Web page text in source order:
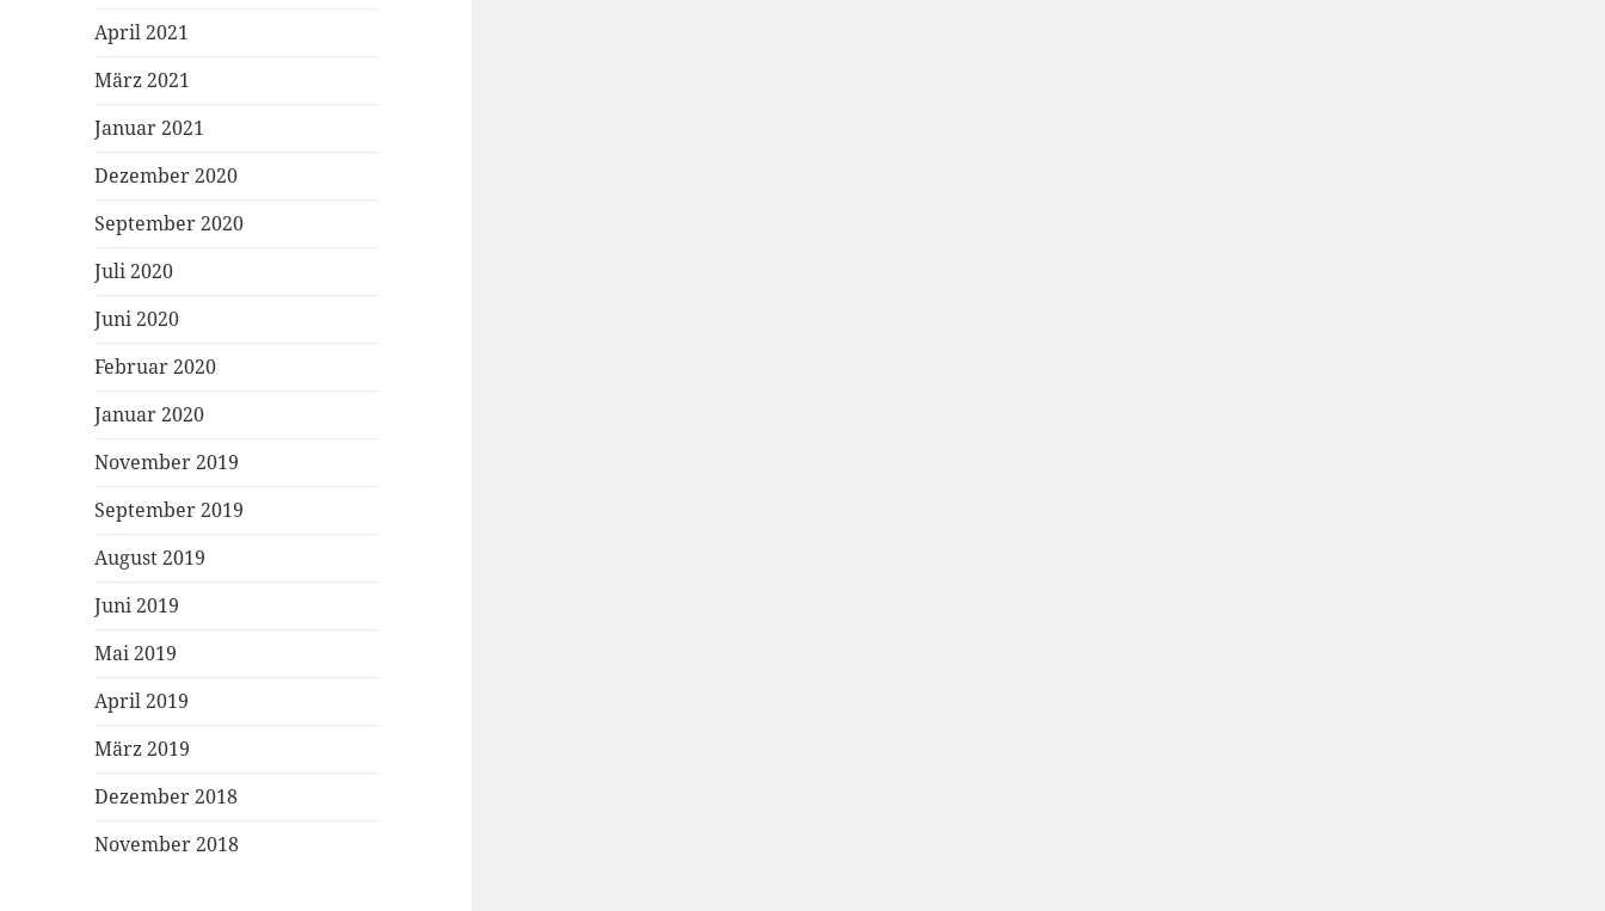
April 2021
März 2021
Januar 2021
Dezember 2020
September 2020
Juli 2020
Juni 2020
Februar 2020
Januar 2020
November 2019
September 2019
August 2019
Juni 2019
Mai 2019
April 2019
März 2019
Dezember 2018
November 2018